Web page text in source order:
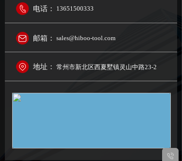
电话： 13651500333
邮箱： sales@hiboo-tool.com
地址： 常州市新北区西夏墅镇灵山中路23-2